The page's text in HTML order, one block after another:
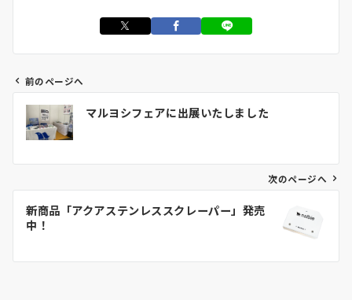
ビ
ン
前のページへ
マルヨシフェアに出展いたしました
次のページへ
新商品「アクアステンレススクレーパー」発売
中！